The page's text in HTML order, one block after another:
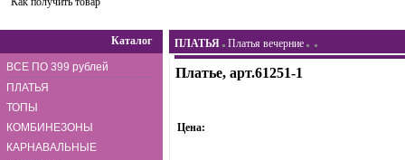
Каталог
ВСЕ ПО 399 рублей
ПЛАТЬЯ
ТОПЫ
КОМБИНЕЗОНЫ
КАРНАВАЛЬНЫЕ
ПЛАТЬЯ Платья вечерние
Платье, арт.61251-1
Цена: